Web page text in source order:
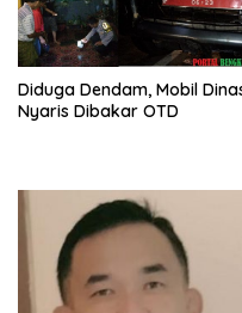
Diduga Dendam, Mobil
Nyaris Dibakar OTD